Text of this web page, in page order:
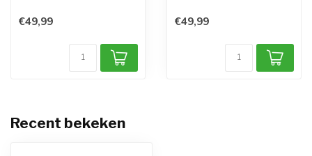
€49,99 €49,99
Recent bekeken